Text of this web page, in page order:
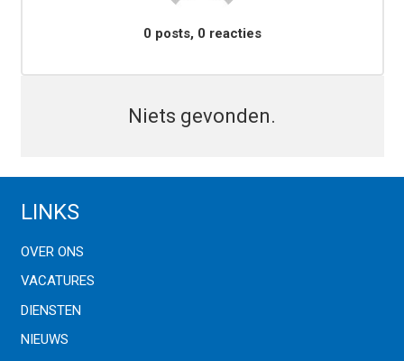
0 posts, 0 reacties
Niets gevonden.
LINKS
OVER ONS
VACATURES
DIENSTEN
NIEUWS